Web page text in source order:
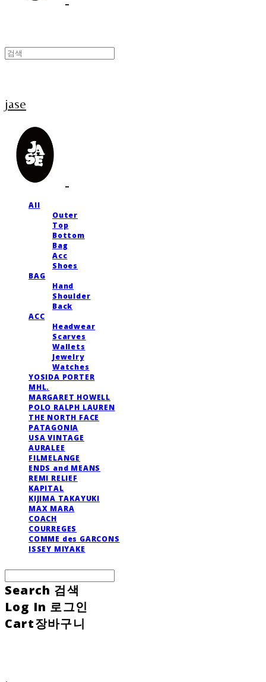
jase
All
Outer
Top
Bottom
Bag
Acc
Shoes
BAG
Hand
Shoulder
Back
ACC
Headwear
Scarves
Wallets
Jewelry
Watches
YOSIDA PORTER
MHL.
MARGARET HOWELL
POLO RALPH LAUREN
THE NORTH FACE
PATAGONIA
USA VINTAGE
AURALEE
FILMELANGE
ENDS and MEANS
REMI RELIEF
KAPITAL
KIJIMA TAKAYUKI
MAX MARA
COACH
COURREGES
COMME des GARCONS
ISSEY MIYAKE
Search 검색
Log In 로그인
Cart장바구니